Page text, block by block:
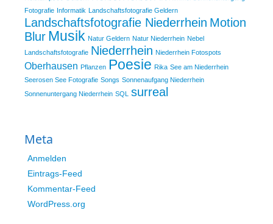
Fotografie Informatik Landschaftsfotografie Geldern
Landschaftsfotografie Niederrhein Motion
Blur Musik Natur Geldern Natur Niederrhein Nebel
Landschaftsfotografie Niederrhein Niederrhein Fotospots
Oberhausen Pflanzen Poesie Rika See am Niederrhein
Seerosen See Fotografie Songs Sonnenaufgang Niederrhein
Sonnenuntergang Niederrhein SQL surreal
Meta
Anmelden
Eintrags-Feed
Kommentar-Feed
WordPress.org